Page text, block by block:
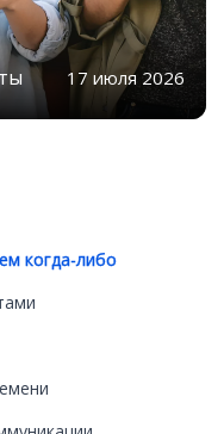
17 июля 2026
когда-либо